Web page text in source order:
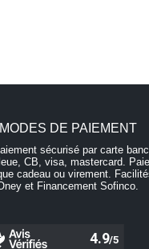
MODES DE PAIEMENT